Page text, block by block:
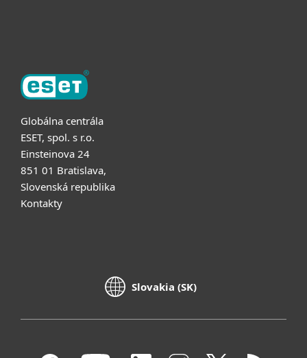
Globálna centrála
ESET, spol. s r.o.
Einsteinova 24
851 01 Bratislava,
Slovenská republika
Kontakty
Slovakia (SK)